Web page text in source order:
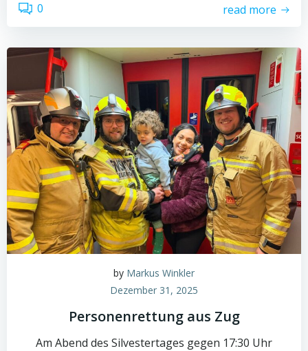
0 read more
by Markus Winkler
Dezember 31, 2025
Personenrettung aus Zug
Am Abend des Silvestertages gegen 17:30 Uhr